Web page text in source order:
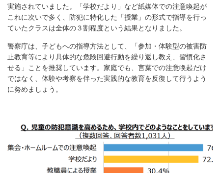
実施されていました。「学校だより」など紙媒体での注意喚起が
これに次いで多く、防犯に特化した「授業」の形式で指導を行っ
ていたクラスは全体の３割程度という結果となりました。
警察庁は、子どもへの指導方法として、「参加・体験型の被害防
止教育等により具体的な危険回避行動を繰り返し教え、習慣化さ
せる」ことを推奨しています。家庭でも、言葉での注意喚起だけ
ではなく、体験や考察を伴った実践的な教育を反復して行うよう
に努めましょう。